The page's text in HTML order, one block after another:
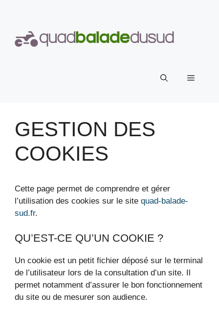
contenu
Menu
GESTION DES
COOKIES
Cette page permet de comprendre et gérer
l’utilisation des cookies sur le site quad-balade-
sud.fr.
QU’EST-CE QU’UN COOKIE ?
Un cookie est un petit fichier déposé sur le terminal
de l’utilisateur lors de la consultation d’un site. Il
permet notamment d’assurer le bon fonctionnement
du site ou de mesurer son audience.